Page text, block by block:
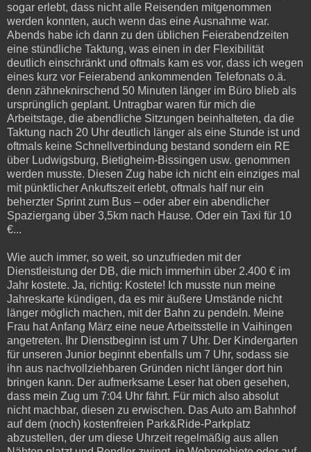
sogar erlebt, dass nicht alle Reisenden mitgenommen
werden konnten, auch wenn das eine Ausnahme war.
Abends habe ich dann zu den üblichen Feierabendzeiten
eine stündliche Taktung, was einen in der Flexibilität
deutlich einschränkt und oftmals kam es vor, dass ich wegen
eines kurz vor Feierabend ankommenden Telefonats o.ä.
denn zähneknirschend 50 Minuten länger im Büro blieb als
ursprünglich geplant. Untragbar waren für mich die
Arbeitstage, die abendliche Sitzungen beinhalteten, da die
Taktung nach 20 Uhr deutlich länger als eine Stunde ist und
oftmals keine Schnellverbindung bestand sondern ein RE
über Ludwigsburg, Bietigheim-Bissingen usw. genommen
werden musste. Diesen Zug habe ich nicht ein einziges mal
mit pünktlicher Ankuftszeit erlebt, oftmals half nur ein
beherzter Sprint zum Bus – oder aber ein abendlicher
Spaziergang über 3,5km nach Hause. Oder ein Taxi für 10
€...
Wie auch immer, so weit, so unzufrieden mit der
Dienstleistung der DB, die mich immerhin über 2.400 € im
Jahr kostete. Ja, richtig: Kostete! Ich musste nun meine
Jahreskarte kündigen, da es mir äußere Umstände nicht
länger möglich machen, mit der Bahn zu pendeln. Meine
Frau hat Anfang März eine neue Arbeitsstelle in Vaihingen
angetreten. Ihr Dienstbeginn ist um 7 Uhr. Der Kindergarten
für unseren Junior beginnt ebenfalls um 7 Uhr, sodass sie
ihn aus nachvollziehbaren Gründen nicht länger dort hin
bringen kann. Der aufmerksame Leser hat oben gesehen,
dass mein Zug um 7:04 Uhr fährt. Für mich also absolut
nicht machbar, diesen zu erwischen. Das Auto am Bahnhof
auf dem (noch) kostenfreien Park&Ride-Parkplatz
abzustellen, der um diese Uhrzeit regelmäßig aus allen